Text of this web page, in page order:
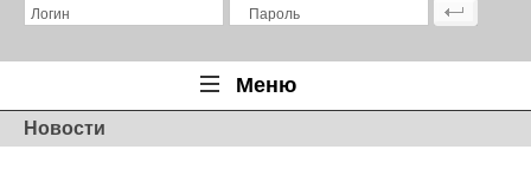
Логин Пароль
Меню
Главная
Новости